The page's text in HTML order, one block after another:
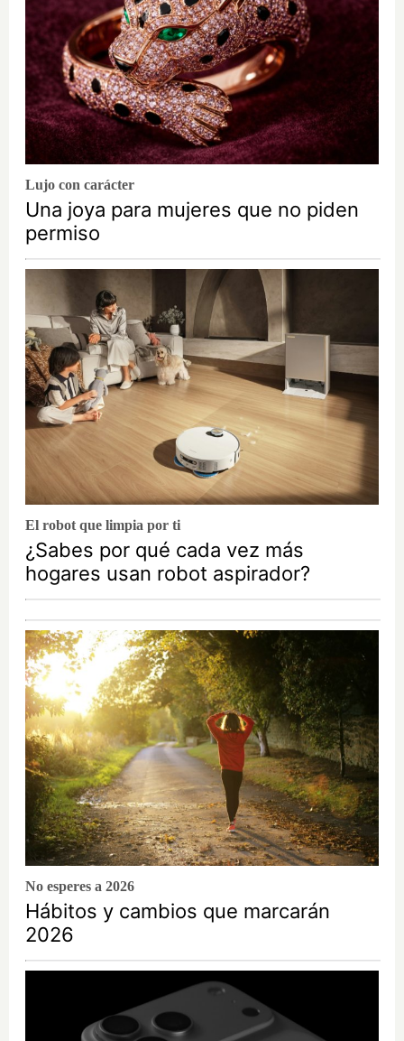
Lujo con carácter
Una joya para mujeres que no piden
permiso
El robot que limpia por ti
¿Sabes por qué cada vez más
hogares usan robot aspirador?
No esperes a 2026
Hábitos y cambios que marcarán
2026